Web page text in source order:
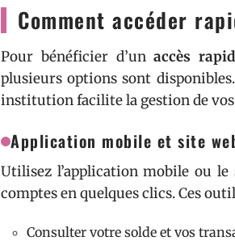
Comment accéder
Pour bénéficier d’unaccès
plusieurs options sont
institution facilite la gestion de
Application mobile et site
Utilisez l’application mobile ou
comptes en quelques clics. Ces
Consulter votre solde et vos